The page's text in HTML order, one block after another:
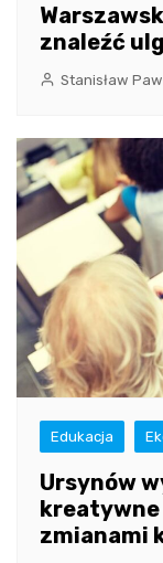
znaleźć
Stanisław
Edukacja
Ursynów
kreatywne
zmianami